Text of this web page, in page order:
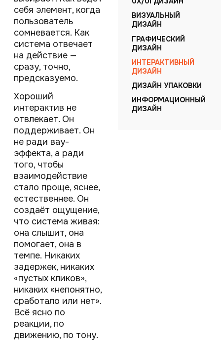
себя элемент, когда
пользователь
сомневается. Как
система отвечает
на действие —
сразу, точно,
предсказуемо.
Хороший
интерактив не
отвлекает. Он
поддерживает. Он
не ради вау-
эффекта, а ради
того, чтобы
взаимодействие
стало проще, яснее,
естественнее. Он
создаёт ощущение,
что система живая:
она слышит, она
помогает, она в
темпе. Никаких
задержек, никаких
«пустых кликов»,
никаких «непонятно,
сработало или нет».
Всё ясно по
реакции, по
движению, по тону.
ВИЗУАЛЬНЫЙ
ДИЗАЙН
ГРАФИЧЕСКИЙ
ДИЗАЙН
ИНТЕРАКТИВНЫЙ
ДИЗАЙН
ДИЗАЙН УПАКОВКИ
ИНФОРМАЦИОННЫЙ
ДИЗАЙН